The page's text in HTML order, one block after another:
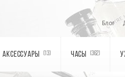
Блог
АКСЕССУАРЫ (13) ЧАСЫ (362)